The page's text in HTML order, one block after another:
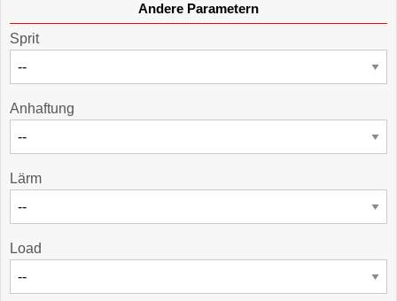
Andere Parametern
Sprit
Anhaftung
Lärm
Load